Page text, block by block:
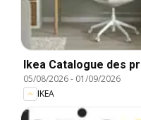
Ikea Catalogue des
05/08/2026- 01/09/2026
IKEA